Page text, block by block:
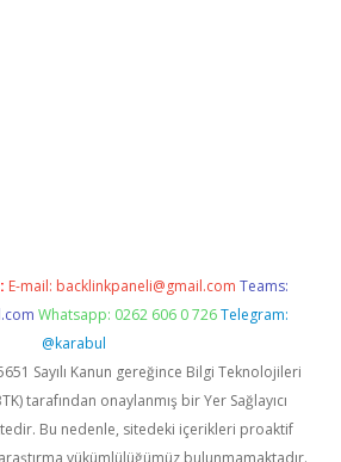
E-mail: backlinkpaneli@gmail.com Teams:
Whatsapp: 0262 606 0 726 Telegram:
@karabul
Sayılı Kanun gereğince Bilgi Teknolojileri
tarafından onaylanmış bir Yer Sağlayıcı
Bu nedenle, sitedeki içerikleri proaktif
yükümlülüğümüz bulunmamaktadır.